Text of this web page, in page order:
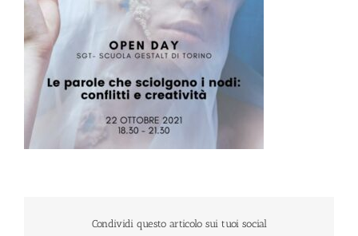
Condividi questo articolo sui tuoi social